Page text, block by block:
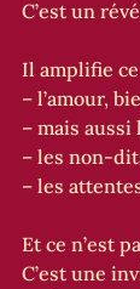
C’est un
Il amplifie
– l’amour,
– mais aussi
– les non-
– les
Et ce n’est
C’est une